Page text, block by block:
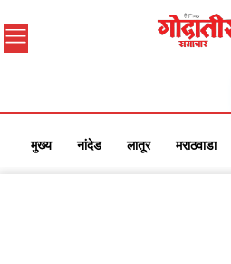
मुख्य नांदेड लातूर मराठवाडा